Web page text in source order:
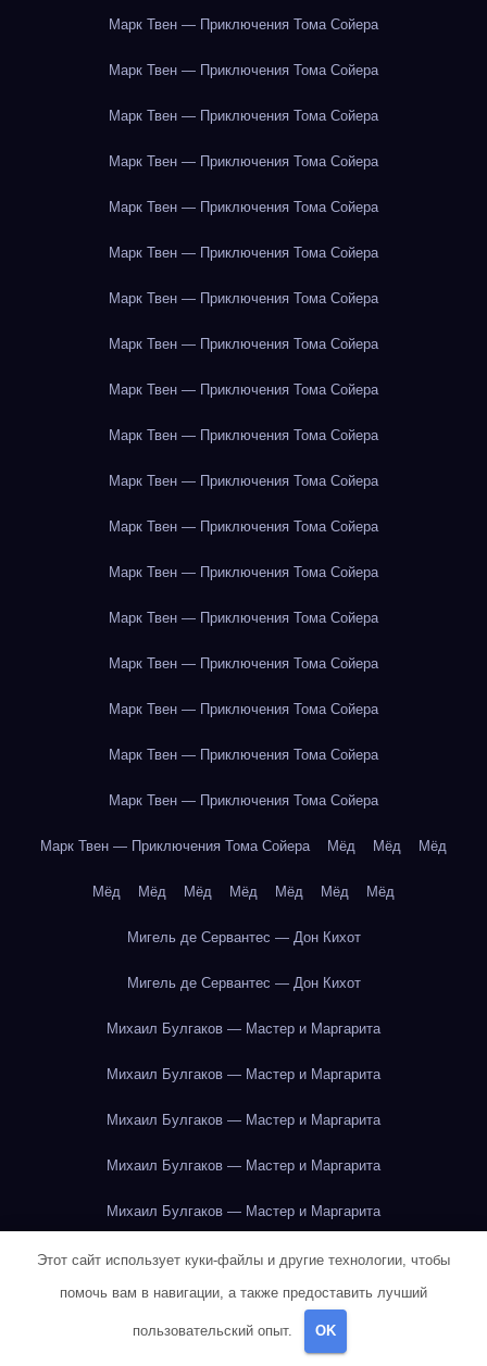
Марк Твен — Приключения Тома Сойера
Марк Твен — Приключения Тома Сойера
Марк Твен — Приключения Тома Сойера
Марк Твен — Приключения Тома Сойера
Марк Твен — Приключения Тома Сойера
Марк Твен — Приключения Тома Сойера
Марк Твен — Приключения Тома Сойера
Марк Твен — Приключения Тома Сойера
Марк Твен — Приключения Тома Сойера
Марк Твен — Приключения Тома Сойера
Марк Твен — Приключения Тома Сойера
Марк Твен — Приключения Тома Сойера
Марк Твен — Приключения Тома Сойера
Марк Твен — Приключения Тома Сойера
Марк Твен — Приключения Тома Сойера
Марк Твен — Приключения Тома Сойера
Марк Твен — Приключения Тома Сойера
Марк Твен — Приключения Тома Сойера
Марк Твен — Приключения Тома Сойера Мёд Мёд Мёд
Мёд Мёд Мёд Мёд Мёд Мёд Мёд
Мигель де Сервантес — Дон Кихот
Мигель де Сервантес — Дон Кихот
Михаил Булгаков — Мастер и Маргарита
Михаил Булгаков — Мастер и Маргарита
Михаил Булгаков — Мастер и Маргарита
Михаил Булгаков — Мастер и Маргарита
Михаил Булгаков — Мастер и Маргарита
Михаил Булгаков — Мастер и Маргарита
Михаил Булгаков — Мастер и Маргарита
Михаил Булгаков — Мастер и Маргарита
Этот сайт использует куки-файлы и другие технологии, чтобы
помочь вам в навигации, а также предоставить лучший
пользовательский опыт. OK